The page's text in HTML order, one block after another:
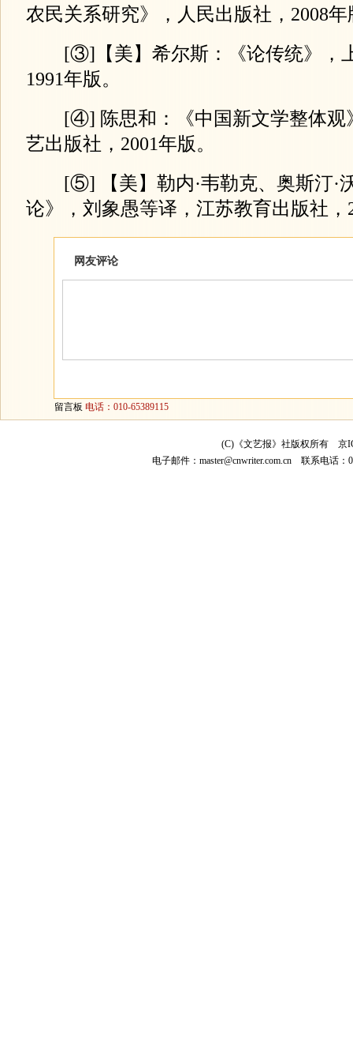
农民关系研究》，人民出版社，2008
[③]【美】希尔斯：《论传统》，
1991年版。
[④] 陈思和：《中国新文学整体观
艺出版社，2001年版。
[⑤] 【美】勒内·韦勒克、奥斯汀·
论》，刘象愚等译，江苏教育出版社，
网友评论
留言板 电话：010-65389115
(C)《文艺报》社版权所有 京
电子邮件： master@cnwriter.com.cn 联系电话：